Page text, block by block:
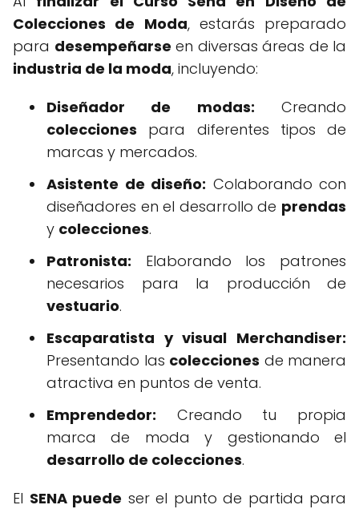
Colecciones de Moda, estarás preparado
para desempeñarse en diversas áreas de la
industria de la moda, incluyendo:
Diseñador de modas: Creando
colecciones para diferentes tipos de
marcas y mercados.
Asistente de diseño: Colaborando con
diseñadores en el desarrollo de prendas
y colecciones.
Patronista: Elaborando los patrones
necesarios para la producción de
vestuario.
Escaparatista y visual Merchandiser:
Presentando las colecciones de manera
atractiva en puntos de venta.
Emprendedor: Creando tu propia
marca de moda y gestionando el
desarrollo de colecciones.
El SENA puede ser el punto de partida para